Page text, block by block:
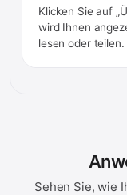
Klicken Sie auf
wird Ihnen
lesen oder teilen.
Sehen Sie, wie